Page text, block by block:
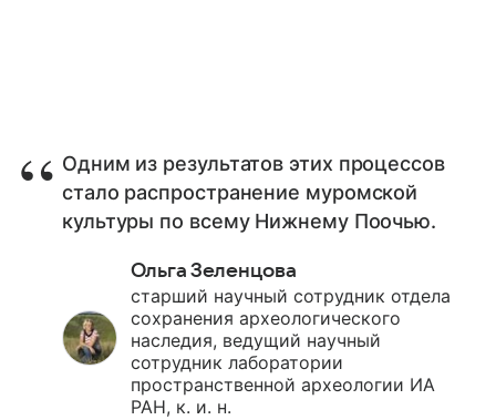
Одним из результатов этих процессов
стало распространение муромской
культуры по всему Нижнему Поочью.
Ольга Зеленцова
старший научный сотрудник отдела
сохранения археологического
наследия, ведущий научный
сотрудник лаборатории
пространственной археологии ИА
РАН, к. и. н.